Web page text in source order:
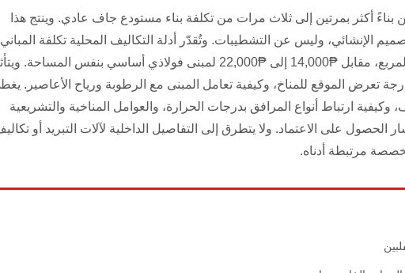
بناءً أكثر بمرتين إلى ثلاث مرات من تكلفة بناء مستودع جاف عادي. وينتج هذا
الإنشائي، وليس عن التشطيبات. وتُقدّر أدلة التكاليف المحلية تكلفة المباني
المبردة بنحو ₱38,000 إلى ₱60,000+ للمتر المربع، مقابل ₱14,000 إلى ₱22,000 لمبنى فولاذي أساسي بنفس المساحة.
تعرض الموقع للمناخ، وكيفية تعامل المبنى مع الرطوبة ورياح الأعاصير.
وكيفية ارتباط أنواع المرافق بدرجات الحرارة، والعوامل المناخية والتشريعية
الحصول على الاعتماد. ولا يتطرق إلى التفاصيل الداخلية لآلات التبريد أو
مرتبطة أدناه.